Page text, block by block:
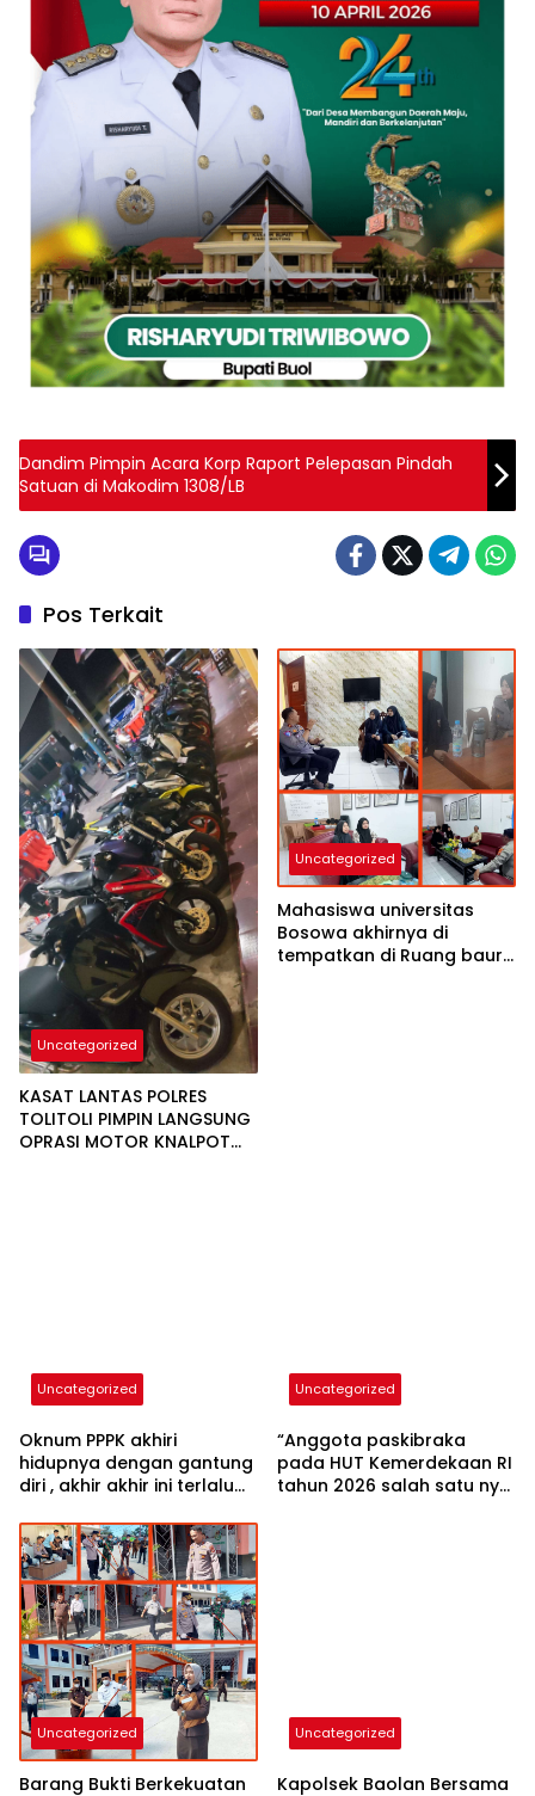
Dandim Pimpin Acara Korp Raport Pelepasan Pindah
Satuan di Makodim 1308/LB
Pos Terkait
Uncategorized
KASAT LANTAS POLRES
TOLITOLI PIMPIN LANGSUNG
OPRASI MOTOR KNALPOT
Uncategorized
Mahasiswa universitas
Bosowa akhirnya di
tempatkan di Ruang baur
Uncategorized
Oknum PPPK akhiri
hidupnya dengan gantung
diri , akhir akhir ini terlalu
korban semasa hidup”
Uncategorized
“Anggota paskibraka
pada HUT Kemerdekaan RI
tahun 2026 salah satu nya
Uncategorized
Barang Bukti Berkekuatan
Uncategorized
Kapolsek Baolan Bersama